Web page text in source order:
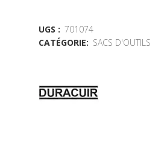
UGS : 701074
CATÉGORIE: SACS D'OUTILS